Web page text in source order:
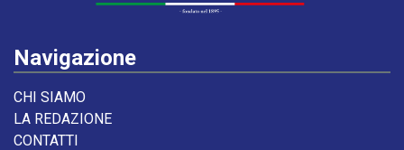
Navigazione
CHI SIAMO
LA REDAZIONE
CONTATTI